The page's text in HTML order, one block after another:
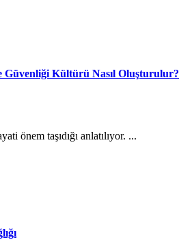
Güvenliği Kültürü Nasıl Oluşturulur?
önem taşıdığı anlatılıyor. ...